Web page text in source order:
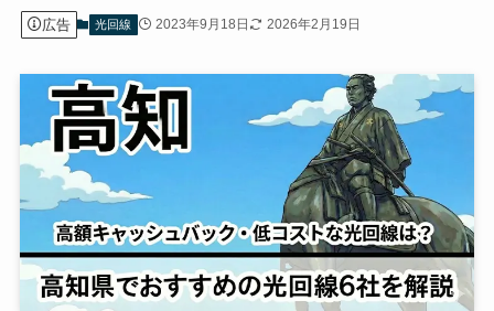
広告 光回線 2023年9月18日 2026年2月19日